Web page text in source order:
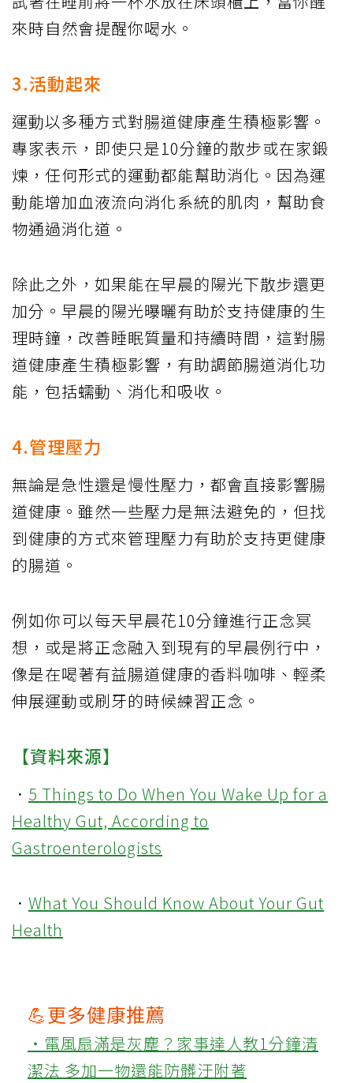
來時自然會提醒你喝水。
3.活動起來
運動以多種方式對腸道健康產生積極影響。
專家表示，即使只是10分鐘的散步或在家鍛
煉，任何形式的運動都能幫助消化。因為運
動能增加血液流向消化系統的肌肉，幫助食
物通過消化道。
除此之外，如果能在早晨的陽光下散步還更
加分。早晨的陽光曝曬有助於支持健康的生
理時鐘，改善睡眠質量和持續時間，這對腸
道健康產生積極影響，有助調節腸道消化功
能，包括蠕動、消化和吸收。
4.管理壓力
無論是急性還是慢性壓力，都會直接影響腸
道健康。雖然一些壓力是無法避免的，但找
到健康的方式來管理壓力有助於支持更健康
的腸道。
例如你可以每天早晨花10分鐘進行正念冥
想，或是將正念融入到現有的早晨例行中，
像是在喝著有益腸道健康的香料咖啡、輕柔
伸展運動或刷牙的時候練習正念。
【資料來源】
． 5 Things to Do When You Wake Up for a
Healthy Gut, According to
Gastroenterologists
． What You Should Know About Your Gut
Health
💪更多健康推薦
‧電風扇滿是灰塵？家事達人教1分鐘清
潔法 多加一物還能防髒汙附著